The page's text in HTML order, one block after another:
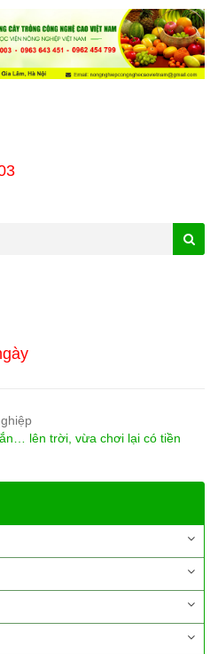
lên trời, vừa chơi lại có tiền